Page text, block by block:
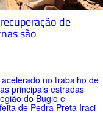
de
são
no trabalho de
principais estradas
do Bugio e
de Pedra Preta Iraci